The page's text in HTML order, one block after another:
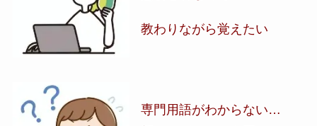
教わりながら覚えたい
専門用語がわからない…